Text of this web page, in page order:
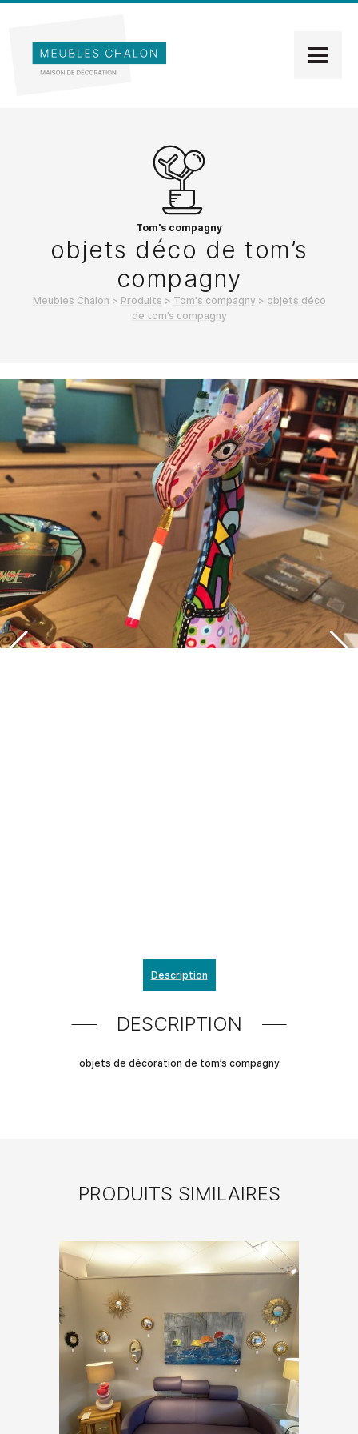
Tom's compagny
objets déco de tom’s
compagny
Meubles Chalon > Produits > Tom's compagny > objets déco
de tom’s compagny
Description
DESCRIPTION
objets de décoration de tom’s compagny
PRODUITS SIMILAIRES